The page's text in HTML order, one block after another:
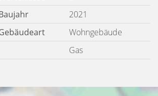
2021
Wohngebäude
Gas